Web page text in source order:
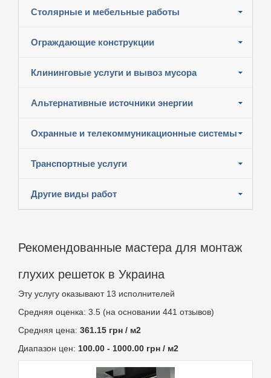
Столярные и мебельные работы
Ограждающие конструкции
Клининговые услуги и вывоз мусора
Альтернативные источники энергии
Охранные и телекоммуникационные системы
Транспортные услуги
Другие виды работ
Рекомендованные мастера для монтаж
глухих решеток в Украина
Эту услугу оказывают 13 исполнителей
Средняя оценка: 3.5 (на основании 441 отзывов)
Средняя цена: 361.15 грн / м2
Диапазон цен: 100.00 - 1000.00 грн / м2